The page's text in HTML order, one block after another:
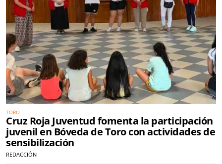
TORO
Cruz Roja Juventud fomenta la participación
juvenil en Bóveda de Toro con actividades de
sensibilización
REDACCIÓN